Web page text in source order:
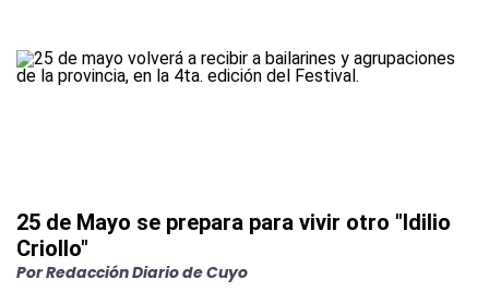
25 de Mayo se prepara para vivir otro "Idilio
Criollo"
PorRedacción Diario de Cuyo